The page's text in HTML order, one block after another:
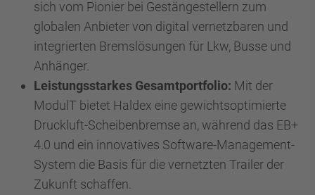
sich vom Pionier bei Gestängestellern zum
globalen Anbieter von digital vernetzbaren und
integrierten Bremslösungen für Lkw, Busse und
Anhänger.
Leistungsstarkes Gesamtportfolio: Mit der
ModulT bietet Haldex eine gewichtsoptimierte
Druckluft-Scheibenbremse an, während das EB+
4.0 und ein innovatives Software-Management-
System die Basis für die vernetzten Trailer der
Zukunft schaffen.